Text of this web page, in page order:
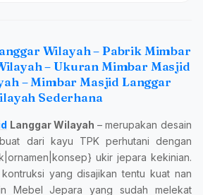
Wilayah – Pabrik Mimbar
– Ukuran Mimbar Masjid
– Mimbar Masjid Langgar
Sederhana
Langgar Wilayah – merupakan desain
dari kayu TPK perhutani dengan
ukir jepara kekinian.
yang disajikan tentu kuat nan
Mebel Jepara yang sudah melekat